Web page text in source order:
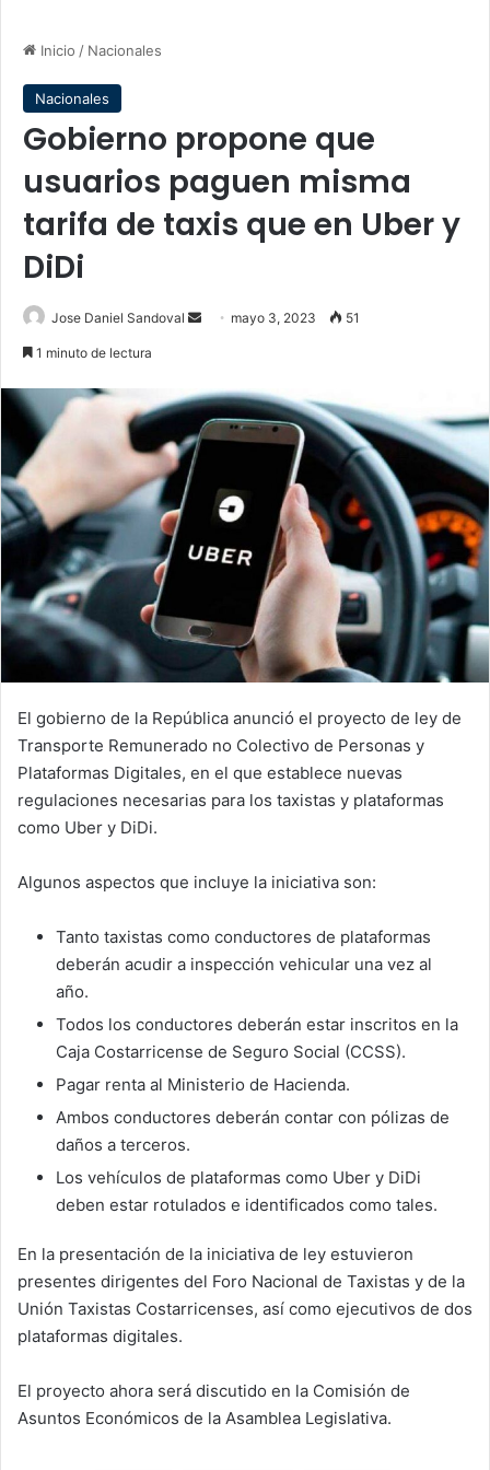
Inicio / Nacionales
Nacionales
Gobierno propone que
usuarios paguen misma
tarifa de taxis que en Uber y
DiDi
Jose Daniel Sandoval
Send mayo 3, 2023 51
1 minuto de lectura
El gobierno de la República anunció el proyecto de ley de
Transporte Remunerado no Colectivo de Personas y
Plataformas Digitales, en el que establece nuevas
regulaciones necesarias para los taxistas y plataformas
como Uber y DiDi.
Algunos aspectos que incluye la iniciativa son:
Tanto taxistas como conductores de plataformas
deberán acudir a inspección vehicular una vez al
año.
Todos los conductores deberán estar inscritos en la
Caja Costarricense de Seguro Social (CCSS).
Pagar renta al Ministerio de Hacienda.
Ambos conductores deberán contar con pólizas de
daños a terceros.
Los vehículos de plataformas como Uber y DiDi
deben estar rotulados e identificados como tales.
En la presentación de la iniciativa de ley estuvieron
presentes dirigentes del Foro Nacional de Taxistas y de la
Unión Taxistas Costarricenses, así como ejecutivos de dos
plataformas digitales.
El proyecto ahora será discutido en la Comisión de
Asuntos Económicos de la Asamblea Legislativa.